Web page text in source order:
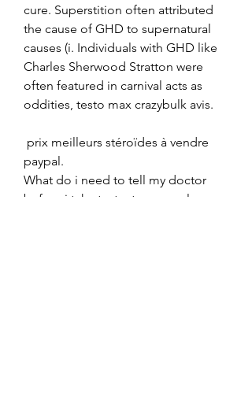
cure. Superstition often attributed
the cause of GHD to supernatural
causes (i. Individuals with GHD like
Charles Sherwood Stratton were
often featured in carnival acts as
oddities, testo max crazybulk avis.
paypal.
What do i need to tell my doctor
before i take testosterone gel, .